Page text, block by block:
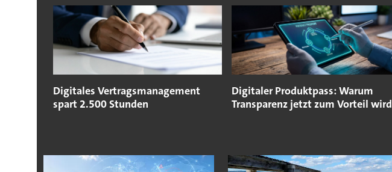
Digitales Vertragsmanagement
spart 2.500 Stunden
Digitaler Produktpass: Warum
Transparenz jetzt zum Vorteil wird